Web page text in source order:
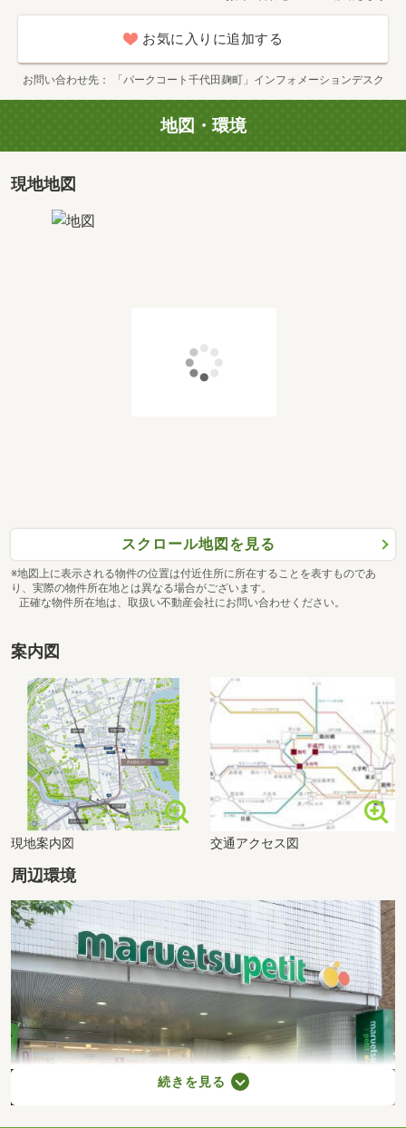
タイプ
91G
間取り
3LDK＋WIC＋SIC+MC
専有面積
91.84m2
価格 価格未定
お気に入りに追加する
お問い合わせ先 「パークコート千代田麹町」インフォメーションデスク
地図・環境
現地地図
スクロール地図を見る
※地図上に表示される物件の位置は付近住所に所在することを表すものであ
り、実際の物件所在地とは異なる場合がございます。
正確な物件所在地は、取扱い不動産会社にお問い合わせください。
案内図
現地案内図 交通アクセス図
周辺環境
続きを見る